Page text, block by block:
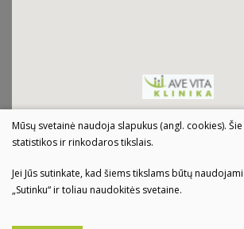
Mūsų svetainė naudoja slapukus (angl. cookies).
statistikos ir rinkodaros tikslais.
Jei Jūs sutinkate, kad šiems tikslams būtų
„Sutinku“ ir toliau naudokitės svetaine.